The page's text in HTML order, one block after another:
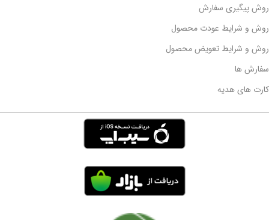
روش پیگیری سفارش
روش و شرایط عودت محصول
روش و شرایط تعویض محصول
سفارش ها
کارت های هدیه